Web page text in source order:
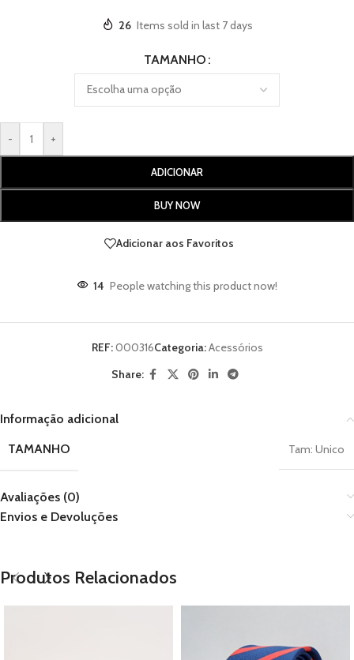
26 Items sold in last 7 days
TAMANHO
- +
ADICIONAR
BUY NOW
Adicionar aos Favoritos
14 People watching this product now!
REF:000316Categoria:Acessórios
Share:
Informação adicional
TAMANHO
Tam: Unico
Avaliações (0)
Envios e Devoluções
Produtos Relacionados